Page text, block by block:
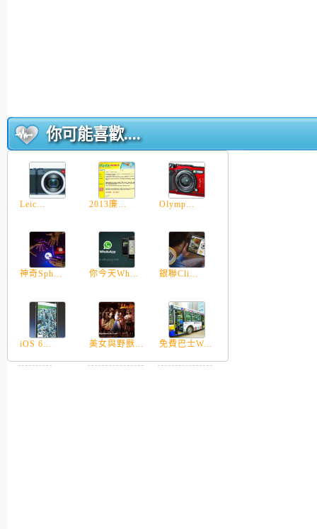
你可能喜歡....
Leic... 2013廉... Olymp...
神奇Sph... 你今天Wh... 銀聯Cli...
iOS 6... 美女與野獸... 免費巴士W...